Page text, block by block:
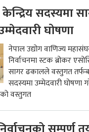
सदस्यमा
घोषणा
नेपाल उद्योग वाणिज्य
निर्वाचनमा स्टक ब्रोकर
सागर ढकालले वस्तुगत
सदस्यमा उम्मेदवारी घोषणा
वस्तुगत